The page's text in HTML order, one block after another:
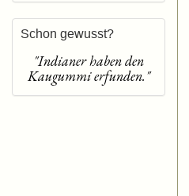
Schon gewusst?
"Indianer haben den
Kaugummi erfunden."